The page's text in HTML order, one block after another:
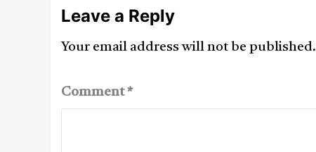
Leave a Reply
Your email address will not be published.
Comment*